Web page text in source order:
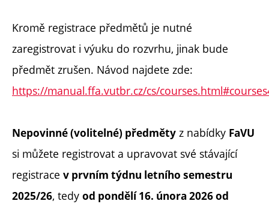
Kromě registrace předmětů je nutné
zaregistrovat i výuku do rozvrhu, jinak bude
předmět zrušen. Návod najdete zde:
https://manual.ffa.vutbr.cz/cs/
Nepovinné (volitelné) předměty z nabídky FaVU
si můžete registrovat a upravovat své stávající
registrace v prvním týdnu letního semestru
2025/26, tedy od pondělí16. února 2026 od